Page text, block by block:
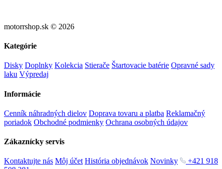
motorrshop.sk © 2026
Kategórie
Disky Doplnky Kolekcia Stierače Štartovacie batérie Opravné sady
laku Výpredaj
Informácie
Cenník náhradných dielov Doprava tovaru a platba Reklamačný
poriadok Obchodné podmienky Ochrana osobných údajov
Zákaznícky servis
Kontaktujte nás Môj účet História objednávok Novinky
+421 918